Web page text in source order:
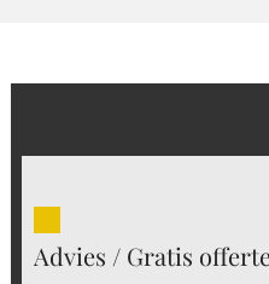
Advies / Gratis